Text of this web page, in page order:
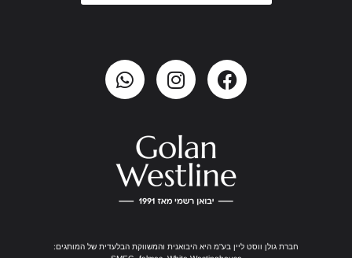
חברת גולן ווסט ליין בע”מ היא היבואנית והמשווקת הבלעדית של המותגים: